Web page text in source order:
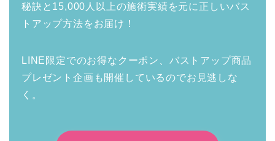
秘訣と15,000人以上の施術実績を元に正しいバス
トアップ方法をお届け！
LINE限定でのお得なクーポン、バストアップ商品
プレゼント企画も開催しているのでお見逃しな
く。